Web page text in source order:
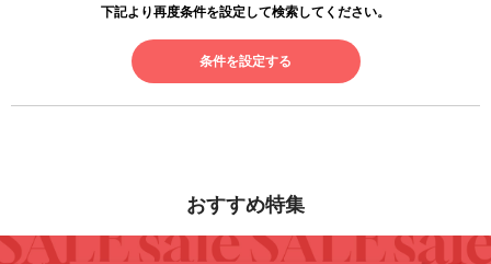
下記より再度条件を設定して検索してください。
条件を設定する
おすすめ特集